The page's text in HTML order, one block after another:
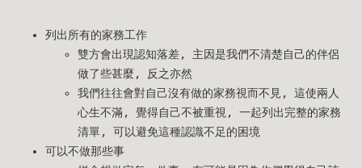
列出所有的家務工作
雙方會出現認知落差, 主因是我們不清楚自己的伴侶
做了些甚麼, 反之亦然
我們往往會對自己沒有做的家務視而不見, 這使兩人
心生不滿, 覺得自己不被重視, 一起列出完整的家務
清單, 可以避免這種認識不足的困境
可以不做那些事